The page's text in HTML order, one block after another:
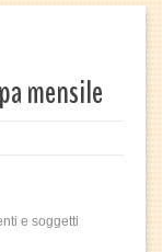
mensile
e soggetti